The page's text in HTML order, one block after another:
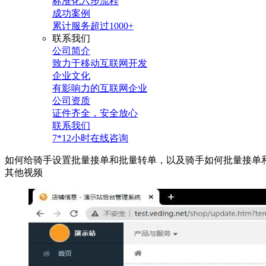
成功案例
累计服务超过1000+
联系我们
公司简介
致力于移动互联网开发
企业文化
有影响力的互联网企业
公司资质
证件齐全，安全放心
联系我们
7*12小时在线咨询
如何给骑手设置批量接单和批量转单，以及骑手如何批量接单
其他视频